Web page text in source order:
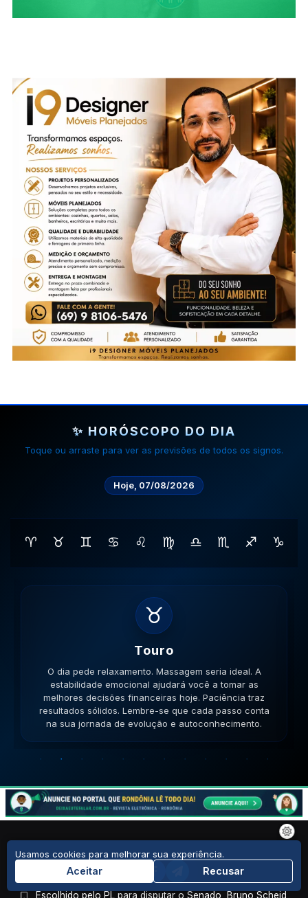
✨ HORÓSCOPO DO DIA
Toque ou arraste para ver as previsões de todos os signos.
Hoje, 07/08/2026
♈ ♉ ♊ ♋ ♌ ♍ ♎ ♏ ♐ ♑
♊
Gemeos
O dia pede movimento. Caminhe, corra, pedale. A
versatilidade é seu ponto forte; use-a para resolver
impasses de forma criativa. A versatilidade ajudará no
sucesso. Lembre-se que cada passo conta na sua
jornada de evolução e autoconhecimento.
Últimas Notícias
Escolhido pelo PL para disputar o Senado, Bruno Scheid
Usamos cookies para melhorar sua experiência.
Aceitar Recusar